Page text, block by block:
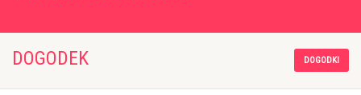
DOGODEK DOGODKI